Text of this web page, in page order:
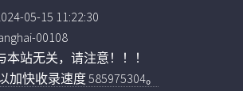
05-15 11:22:30
00108
本站无关，请注意！！！
加快收录速度 585975304。